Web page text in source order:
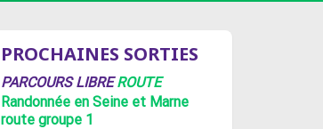
PROCHAINES SORTIES
PARCOURS LIBREROUTE
Randonnée en Seine et Marne
route groupe 1